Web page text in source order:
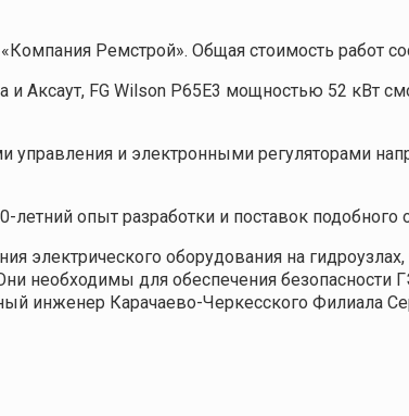
Ремстрой». Общая стоимость работ
Аксаут, FG Wilson Р65Е3 мощностью 52 кВт
и электронными регуляторами
опыт разработки и поставок подобного
электрического оборудования на
необходимы для обеспечения безопасности
инженер Карачаево-Черкесского Филиала